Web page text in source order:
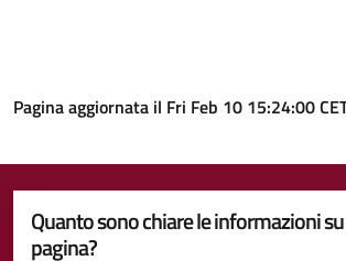
Pagina aggiornata il Fri Feb 10 15:24:00
Quanto sono chiare le informazioni
pagina?